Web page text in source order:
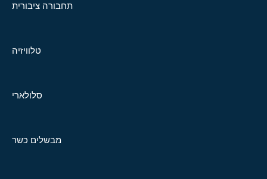
תחבורה ציבורית
טלוויזיה
סלולארי
מבשלים כשר